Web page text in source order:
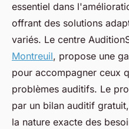
essentiel dans
offrant des solutions
variés. Le centre
Montreuil, propose une
pour accompagner ceux
problèmes auditifs. Le
par un bilan auditif
la nature exacte des